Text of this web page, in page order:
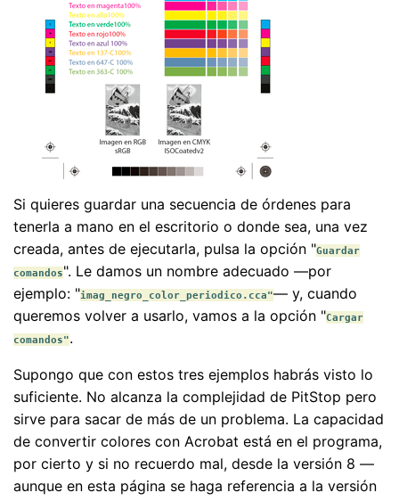
Si quieres guardar una secuencia de órdenes para
tenerla a mano en el escritorio o donde sea, una vez
creada, antes de ejecutarla, pulsa la opción "Guardar
comandos". Le damos un nombre adecuado —por
ejemplo: "imag_negro_color_periodico.cca"— y, cuando
queremos volver a usarlo, vamos a la opción "Cargar
comandos".
Supongo que con estos tres ejemplos habrás visto lo
suficiente. No alcanza la complejidad de PitStop pero
sirve para sacar de más de un problema. La capacidad
de convertir colores con Acrobat está en el programa,
por cierto y si no recuerdo mal, desde la versión 8 —
aunque en esta página se haga referencia a la versión